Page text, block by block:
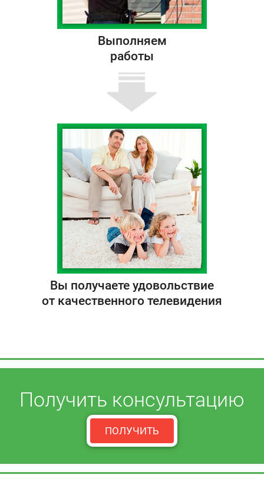
Выполняем
работы
Вы получаете удовольствие
от качественного телевидения
Получить консультацию
ПОЛУЧИТЬ